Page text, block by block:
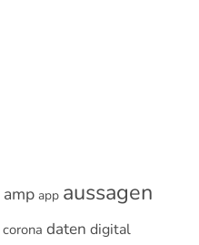
amp app aussagen
corona daten digital